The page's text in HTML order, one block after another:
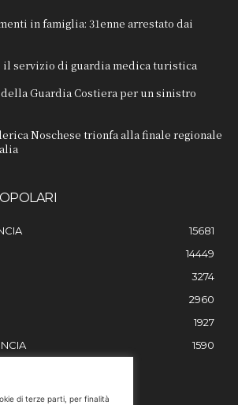
in famiglia: 31enne arrestato dai
il servizio di guardia medica turistica
Guardia Costiera per un sinistro
Noschese trionfa alla finale regionale
15681
14449
3274
2960
1927
1590
di terze parti, per finalità